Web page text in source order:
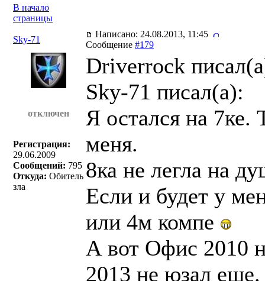
В начало
страницы
Sky-71
Написано: 24.08.2013, 11:45
Сообщение #179
отключен
Регистрация:
29.06.2009
Сообщений: 795
Откуда: Обитель
зла
Driverrock
Sky-71 писал(a):
Я остался на 7ке.
меня.
8ка не легла на
Если и будет у
или 4м компе
А вот Офис 2010
2013 не юзал еще.